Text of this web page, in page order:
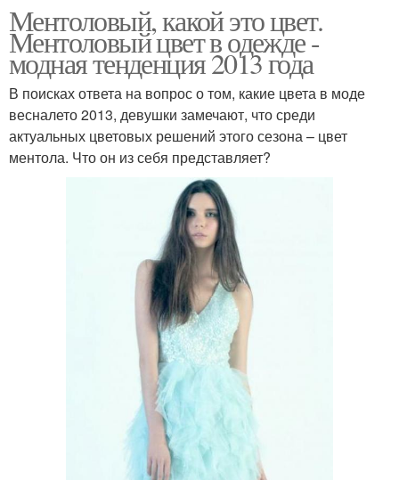
Ментоловый, какой это цвет.
Ментоловый цвет в одежде -
модная тенденция 2013 года
В поисках ответа на вопрос о том, какие цвета в моде
весналето 2013, девушки замечают, что среди
актуальных цветовых решений этого сезона – цвет
ментола. Что он из себя представляет?